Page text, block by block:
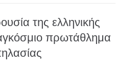
της ελληνικής
πρωτάθλημα